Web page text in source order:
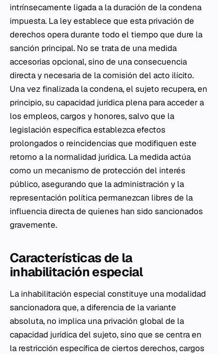
intrínsecamente ligada a la duración de la condena
impuesta. La ley establece que esta privación de
derechos opera durante todo el tiempo que dure la
sanción principal. No se trata de una medida
accesorias opcional, sino de una consecuencia
directa y necesaria de la comisión del acto ilícito.
Una vez finalizada la condena, el sujeto recupera, en
principio, su capacidad jurídica plena para acceder a
los empleos, cargos y honores, salvo que la
legislación específica establezca efectos
prolongados o reincidencias que modifiquen este
retorno a la normalidad jurídica. La medida actúa
como un mecanismo de protección del interés
público, asegurando que la administración y la
representación política permanezcan libres de la
influencia directa de quienes han sido sancionados
gravemente.
Características de la
inhabilitación especial
La inhabilitación especial constituye una modalidad
sancionadora que, a diferencia de la variante
absoluta, no implica una privación global de la
capacidad jurídica del sujeto, sino que se centra en
la restricción específica de ciertos derechos, cargos